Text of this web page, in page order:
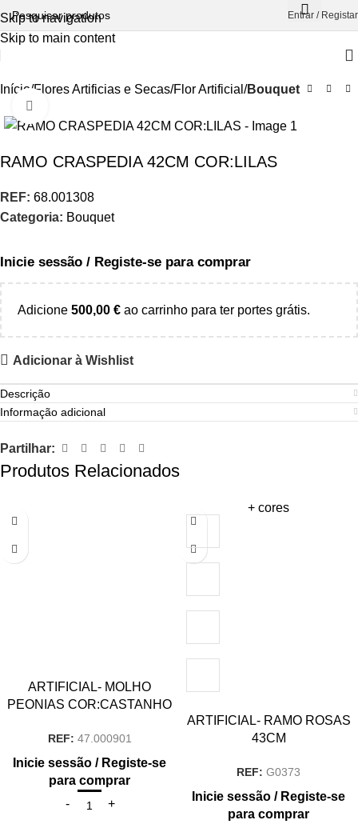
Skip to navigation
Skip to main content
Entrar / Registar
Início Flores Artificias e Secas Flor Artificial Bouquet
RAMO CRASPEDIA 42CM COR:LILAS
REF: 68.001308
Categoria: Bouquet
Inicie sessão / Registe-se para comprar
Adicione 500,00 € ao carrinho para ter portes grátis.
Adicionar à Wishlist
Descrição
Informação adicional
Partilhar:
Produtos Relacionados
ARTIFICIAL- MOLHO
PEONIAS COR:CASTANHO
REF: 47.000901
Inicie sessão / Registe-se
para comprar
+ cores
ARTIFICIAL- RAMO ROSAS
43CM
REF: G0373
Inicie sessão / Registe-se
para comprar